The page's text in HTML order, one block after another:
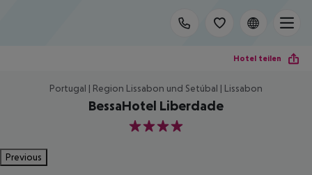
Hotel teilen
Portugal | Region Lissabon und Setúbal | Lissabon
BessaHotel Liberdade
4
Previous